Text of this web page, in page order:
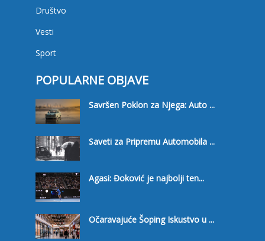
Društvo
Vesti
Sport
POPULARNE OBJAVE
Savršen Poklon za Njega: Auto ...
Saveti za Pripremu Automobila ...
Agasi: Đoković je najbolji ten...
Očaravajuće Šoping Iskustvo u ...